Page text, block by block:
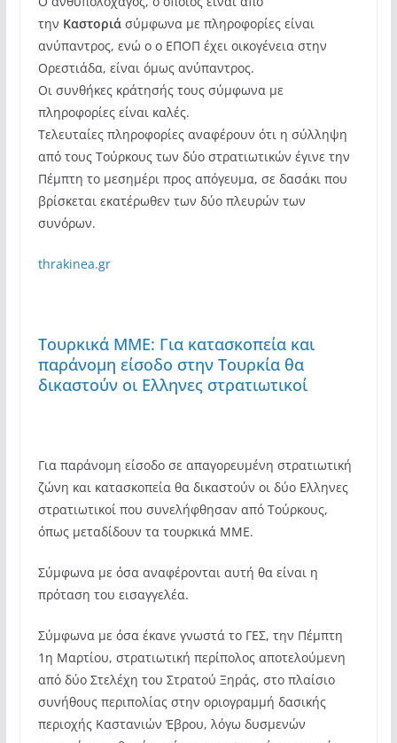
την Καστοριάσύμφωνα με πληροφορίες είναι
ανύπαντρος, ενώ ο ο ΕΠΟΠ έχει οικογένεια στην
Ορεστιάδα, είναι όμως ανύπαντρος.
Οι συνθήκες κράτησής τους σύμφωνα με
πληροφορίες είναι καλές.
Τελευταίες πληροφορίες αναφέρουν ότι η σύλληψη
από τους Τούρκους των δύο στρατιωτικών έγινε την
Πέμπτη το μεσημέρι προς απόγευμα, σε δασάκι που
βρίσκεται εκατέρωθεν των δύο πλευρών των
συνόρων.
thrakinea.gr
Tουρκικά ΜΜΕ: Για κατασκοπεία και
παράνομη είσοδο στην Τουρκία θα
δικαστούν οι Ελληνες στρατιωτικοί
Για παράνομη είσοδο σε απαγορευμένη στρατιωτική
ζώνη και κατασκοπεία θα δικαστούν οι δύο Ελληνες
στρατιωτικοί που συνελήφθησαν από Τούρκους,
όπως μεταδίδουν τα τουρκικά ΜΜΕ.
Σύμφωνα με όσα αναφέρονται αυτή θα είναι η
πρόταση του εισαγγελέα.
Σύμφωνα με όσα έκανε γνωστά το ΓΕΣ, την Πέμπτη
1η Μαρτίου, στρατιωτική περίπολος αποτελούμενη
από δύο Στελέχη του Στρατού Ξηράς, στο πλαίσιο
συνήθους περιπολίας στην οριογραμμή δασικής
περιοχής Καστανιών Έβρου, λόγω δυσμενών